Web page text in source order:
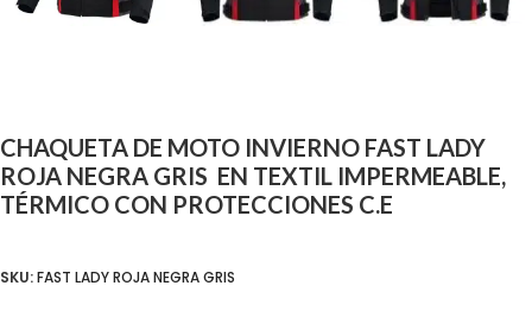
CHAQUETA DE MOTO INVIERNO FAST LADY
ROJA NEGRA GRIS EN TEXTIL IMPERMEABLE,
TÉRMICO CON PROTECCIONES C.E
SKU:FAST LADY ROJA NEGRA GRIS